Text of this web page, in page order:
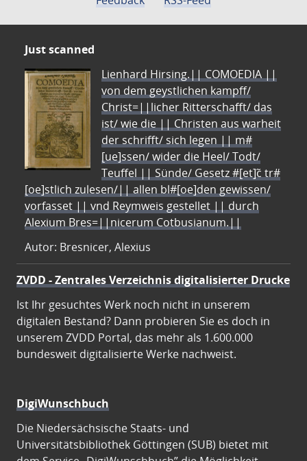
Just scanned
Lienhard Hirsing.|| COMOEDIA ||
von dem geystlichen kampff/
Christ=||licher Ritterschafft/ das
ist/ wie die || Christen aus warheit
der schrifft/ sich legen || m#
[ue]ssen/ wider die Heel/ Todt/
Teuffel || Sünde/ Gesetz #[et]c̃ tr#
[oe]stlich zulesen/|| allen bl#[oe]den gewissen/
vorfasset || vnd Reymweis gestellet || durch
Alexium Bres=||nicerum Cotbusianum.||
Autor: Bresnicer, Alexius
ZVDD - Zentrales Verzeichnis digitalisierter Drucke
Ist Ihr gesuchtes Werk noch nicht in unserem
digitalen Bestand? Dann probieren Sie es doch in
unserem ZVDD Portal, das mehr als 1.600.000
bundesweit digitalisierte Werke nachweist.
DigiWunschbuch
Die Niedersächsische Staats- und
Universitätsbibliothek Göttingen (SUB) bietet mit